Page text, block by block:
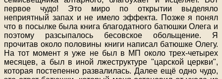
первое чудо! Это миро по открытии выделяло
неприятный запах и не имело эффекта. Позже я понял
что в посылке была книга благодатного батюшки Олега и
поэтому разсыпалось бесовское обольщение. Я
прочитав около половины книги написал батюшке Олегу.
На тот момент я уже не был в МП около трех-четырех
месяцев, а был в иной лжеструктуре "царской церкви",
которая постепенно развалилась. Далее ещё одно чудо,